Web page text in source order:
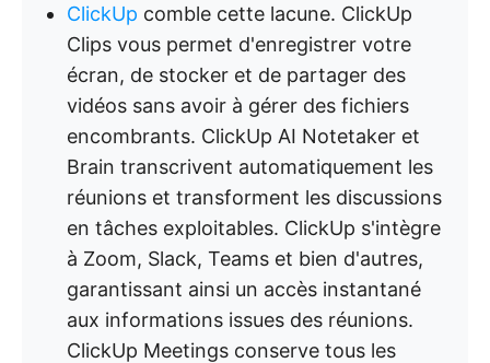
ClickUp comble cette lacune. ClickUp
Clips vous permet d'enregistrer votre
écran, de stocker et de partager des
vidéos sans avoir à gérer des fichiers
encombrants. ClickUp AI Notetaker et
Brain transcrivent automatiquement les
réunions et transforment les discussions
en tâches exploitables. ClickUp s'intègre
à Zoom, Slack, Teams et bien d'autres,
garantissant ainsi un accès instantané
aux informations issues des réunions.
ClickUp Meetings conserve tous les